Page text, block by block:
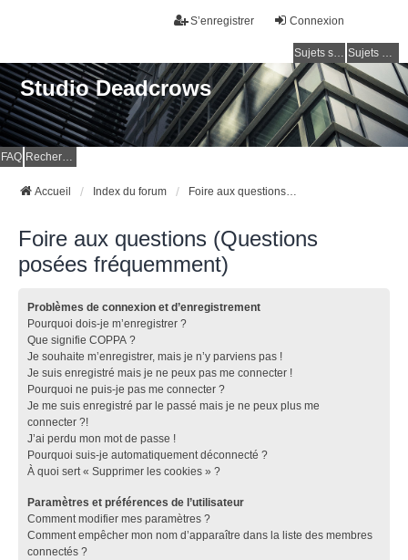
Connexion
S’enregistrer
Sujets sans réponse Sujets actifs
Studio Deadcrows
FAQ Rechercher
Accueil Index du forum Foire aux questions (Questions posées fréquemment)
Foire aux questions (Questions
posées fréquemment)
Problèmes de connexion et d’enregistrement
Pourquoi dois-je m’enregistrer ?
Que signifie COPPA ?
Je souhaite m’enregistrer, mais je n’y parviens pas !
Je suis enregistré mais je ne peux pas me connecter !
Pourquoi ne puis-je pas me connecter ?
Je me suis enregistré par le passé mais je ne peux plus me
connecter ?!
J’ai perdu mon mot de passe !
Pourquoi suis-je automatiquement déconnecté ?
À quoi sert « Supprimer les cookies » ?
Paramètres et préférences de l’utilisateur
Comment modifier mes paramètres ?
Comment empêcher mon nom d’apparaître dans la liste des membres
connectés ?